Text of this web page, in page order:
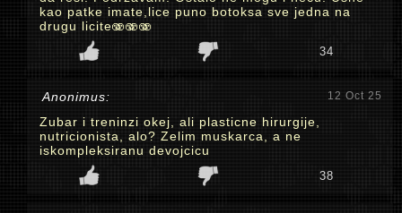
kao patke imate,lice puno botoksa sve jedna na
drugu licite🫨🫨🫨
34
Anonimus: 12 Oct 25
Zubar i treninzi okej, ali plasticne hirurgije,
nutricionista, alo? Zelim muskarca, a ne
iskompleksiranu devojcicu
38